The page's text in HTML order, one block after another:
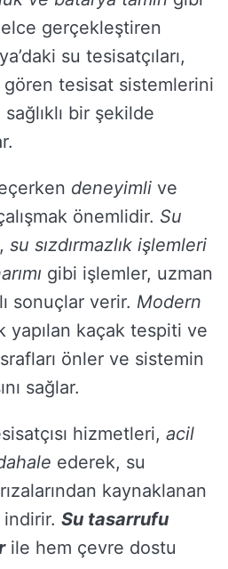
gerçekleştiren
su tesisatçıları,
tesisat sistemlerini
bir şekilde
deneyimli ve
önemlidir. Su
, su sızdırmazlık işlemleri
gibi işlemler, uzman
sonuçlar verir. Modern
yapılan kaçak tespiti ve
önler ve sistemin
sağlar.
hizmetleri, acil
ederek, su
kaynaklanan
indirir. Su tasarrufu
ile hem çevre dostu